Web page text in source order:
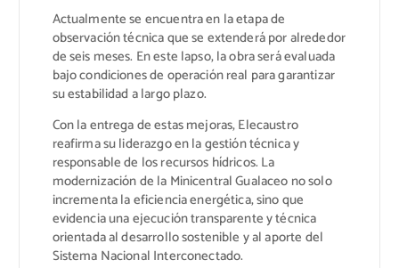
Actualmente se encuentra en la etapa de
observación técnica que se extenderá por alrededor
de seis meses. En este lapso, la obra será evaluada
bajo condiciones de operación real para garantizar
su estabilidad a largo plazo.
Con la entrega de estas mejoras, Elecaustro
reafirma su liderazgo en la gestión técnica y
responsable de los recursos hídricos. La
modernización de la Minicentral Gualaceo no solo
incrementa la eficiencia energética, sino que
evidencia una ejecución transparente y técnica
orientada al desarrollo sostenible y al aporte del
Sistema Nacional Interconectado.